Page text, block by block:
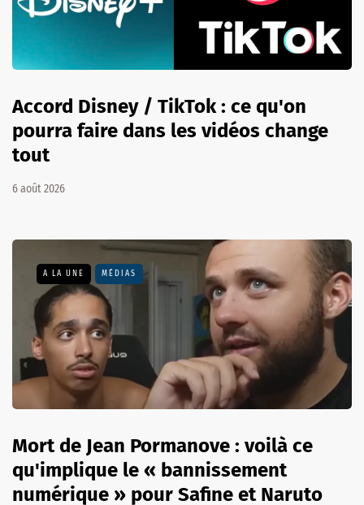
Accord Disney / TikTok : ce qu'on
pourra faire dans les vidéos change
tout
6 août 2026
A LA UNE MÉDIAS
Mort de Jean Pormanove : voilà ce
qu'implique le « bannissement
numérique » pour Safine et Naruto